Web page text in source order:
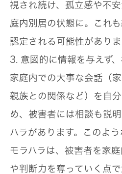
視され続け、孤立感や不
庭内別居の状態に。これ
認定される可能性がありま
3. 意図的に情報を与えず
家庭内での大事な会話（
親族との関係など）を自
め、 被害者には相談も説
ハラ があります。このよ
モラハラは、被害者を家
や判断力を奪っていく点で